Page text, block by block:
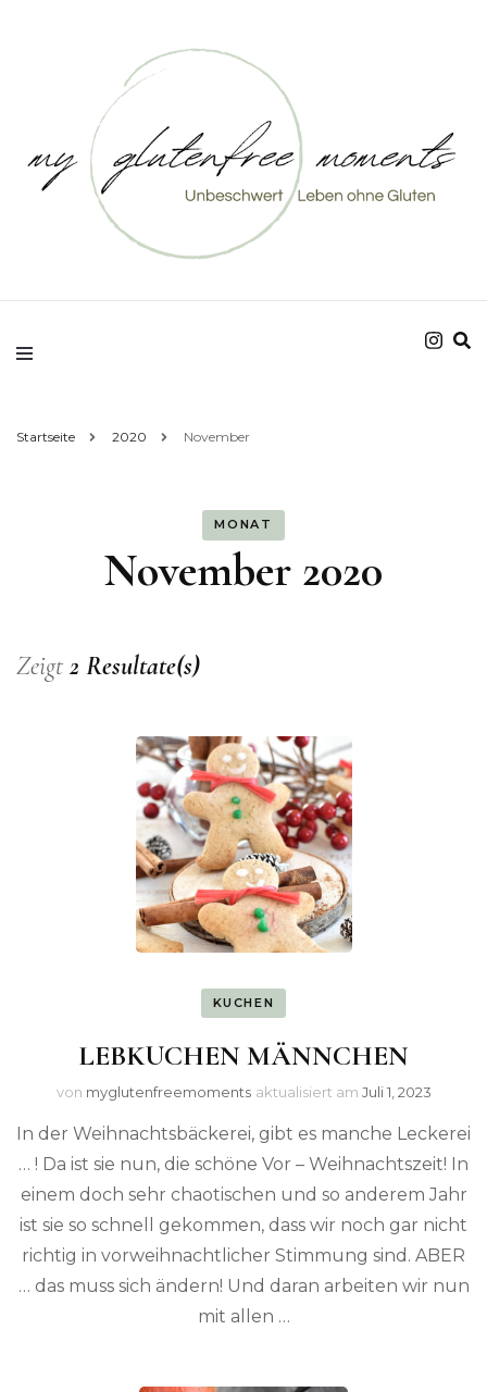
my glutenfree
Startseite 2020 November
MONAT
November 2020
Zeigt 2 Resultate(s)
KUCHEN
LEBKUCHEN MÄNNCHEN
von myglutenfreemoments aktualisiert am Juli 1, 2023
In der Weihnachtsbäckerei, gibt es manche Leckerei
… ! Da ist sie nun, die schöne Vor – Weihnachtszeit! In
einem doch sehr chaotischen und so anderem Jahr
ist sie so schnell gekommen, dass wir noch gar nicht
richtig in vorweihnachtlicher Stimmung sind. ABER
… das muss sich ändern! Und daran arbeiten wir nun
mit allen …